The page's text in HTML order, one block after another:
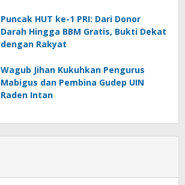
Puncak HUT ke-1 PRI: Dari Donor
Darah Hingga BBM Gratis, Bukti Dekat
dengan Rakyat
Wagub Jihan Kukuhkan Pengurus
Mabigus dan Pembina Gudep UIN
Raden Intan